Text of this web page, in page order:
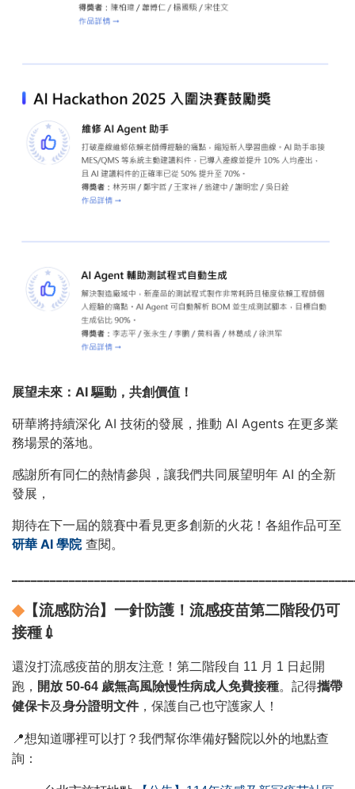
展望未來：AI 驅動，共創價值！
研華將持續深化 AI 技術的發展，推動 AI Agents 在更多業
務場景的落地。
感謝所有同仁的熱情參與，讓我們共同展望明年 AI 的全新
發展，
期待在下一屆的競賽中看見更多創新的火花！各組作品可至
研華 AI 學院查閱。
◆【流感防治】一針防護！流感疫苗第二階段仍可
接種💉
還沒打流感疫苗的朋友注意！第二階段自 11 月 1 日起開
跑， 開放 50-64 歲無高風險慢性病成人免費接種。記得攜帶
健保卡及身分證明文件，保護自己也守護家人！
📍想知道哪裡可以打？我們幫你準備好醫院以外的地點查
詢：